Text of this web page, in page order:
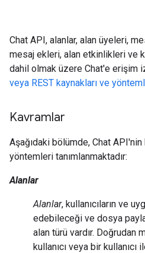
Chat API, alanlar, alan üyeleri,
mesaj ekleri, alan etkinlikleri ve
dahil olmak üzere Chat'e erişim
veya REST kaynakları ve
Kavramlar
Aşağıdaki bölümde, Chat
yöntemleri tanımlanmaktadır:
Alanlar
Alanlar, kullanıcıların ve
edebileceği ve dosya
alan türü vardır. Doğrudan
kullanıcı veya bir kullanıcı